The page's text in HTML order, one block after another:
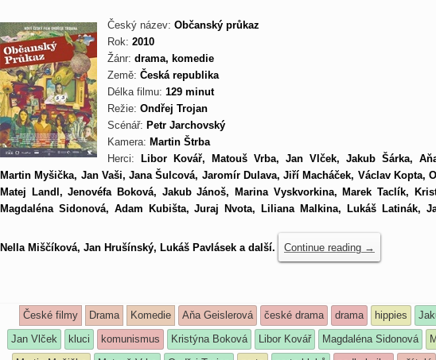
Český název: Občanský průkaz
Rok: 2010
Žánr: drama, komedie
Země: Česká republika
Délka filmu: 129 minut
Režie: Ondřej Trojan
Scénář: Petr Jarchovský
Kamera: Martin Štrba
Herci:
Libor Kovář, Matouš Vrba, Jan Vlček, Jakub Šárka,
Martin Myšička, Jan Vaši, Jana Šulcová, Jaromír Dulava, Jiří Macháček, Václav Kopta,
Matej Landl, Jenovéfa Boková, Jakub Jánoš, Marina Vyskvorkina, Marek Taclík,
Magdaléna Sidonová, Adam Kubišta, Juraj Nvota, Liliana Malkina, Lukáš Latinák,
Nella Miščíková, Jan Hrušínský, Lukáš Pavlásek a další. Continue reading →
České filmy Drama Komedie Aňa Geislerová české drama drama hippies
Jan Vlček
kluci komunismus Kristýna Boková Libor Kovář Magdaléna Sidonová